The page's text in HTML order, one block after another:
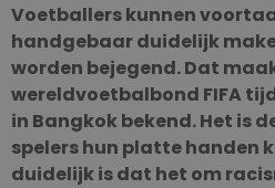
Voetballers kunnen
handgebaar duidelijk
worden bejegend. Dat
wereldvoetbalbond FIFA
in Bangkok bekend. Het is
spelers hun platte handen
duidelijk is dat het om